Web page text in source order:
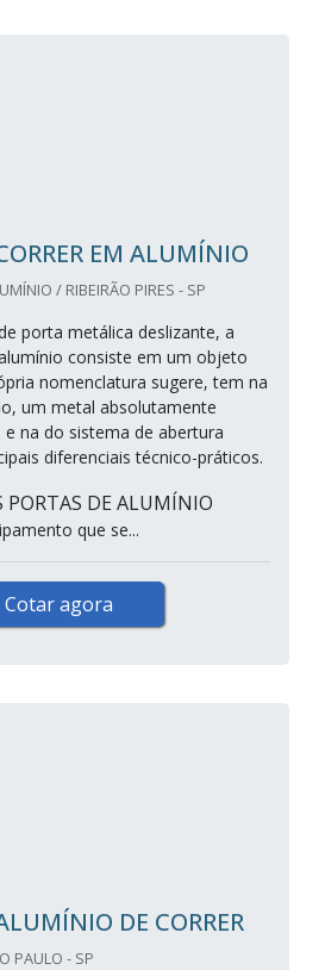
EM ALUMÍNIO
/ RIBEIRÃO PIRES - SP
porta metálica deslizante, a
consiste em um objeto
nomenclatura sugere, tem na
um metal absolutamente
na do sistema de abertura
diferenciais técnico-práticos.
PORTAS DE ALUMÍNIO
que se...
Cotar agora
DE CORRER
PAULO - SP